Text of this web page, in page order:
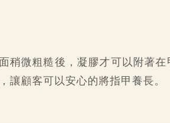
稍微粗糙後，凝膠才可以附著
讓顧客可以安心的將指甲養長。